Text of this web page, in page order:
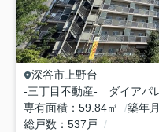
深谷市上野台
専有面積
59.84㎡ 築年月
総戸数
537戸